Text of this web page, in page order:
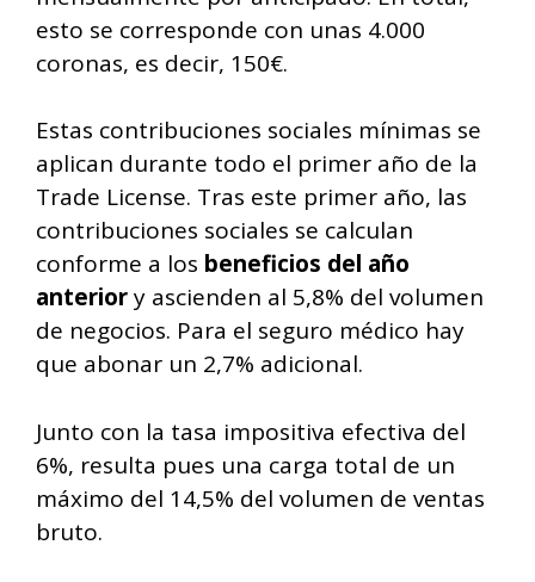
esto se corresponde con unas 4.000
coronas, es decir, 150€.
Estas contribuciones sociales mínimas se
aplican durante todo el primer año de la
Trade License. Tras este primer año, las
contribuciones sociales se calculan
conforme a los beneficios del año
anteriory ascienden al 5,8% del volumen
de negocios. Para el seguro médico hay
que abonar un 2,7% adicional.
Junto con la tasa impositiva efectiva del
6%, resulta pues una carga total de un
máximo del 14,5% del volumen de ventas
bruto.